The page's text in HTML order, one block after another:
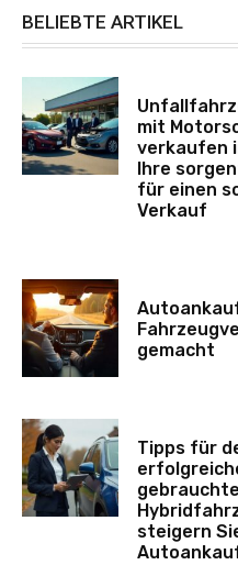
BELIEBTE ARTIKEL
mit
verkaufen
Ihre
für einen
Verkauf
gemacht
Tipps für
steigern